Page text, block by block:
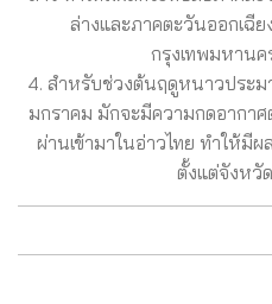
ล่างและภาคตะวันออกเฉี
กรุงเทพมหาน
4. สำหรับช่วงต้นฤดูหนาวประ
มกราคม มักจะมีความกดอากา
ผ่านเข้ามาในอ่าวไทย ทำให้มี
ตั้งแต่จังหวั